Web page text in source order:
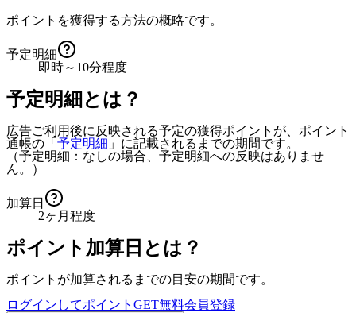
ポイントを獲得する方法の概略です。
予定明細
即時～10分程度
予定明細とは？
広告ご利用後に反映される予定の獲得ポイントが、ポイント
通帳の「 予定明細 」に記載されるまでの期間です。
（予定明細：なしの場合、予定明細への反映はありませ
ん。）
加算日
2ヶ月程度
ポイント加算日とは？
ポイントが加算されるまでの目安の期間です。
ログインしてポイントGET無料会員登録